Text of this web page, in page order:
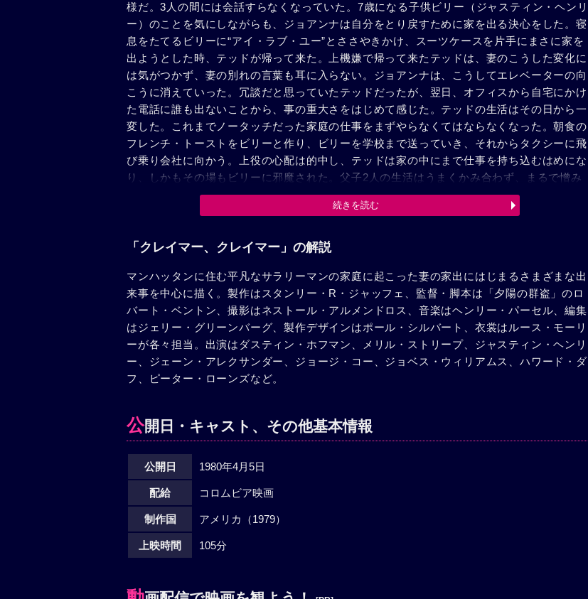
様だ。3人の間には会話すらなくなっていた。7歳になる子供ビリー（ジャスティン・ヘンリ
ー）のことを気にしながらも、ジョアンナは自分をとり戻すために家を出る決心をした。寝
息をたてるビリーに“アイ・ラブ・ユー”とささやきかけ、スーツケースを片手にまさに家を
出ようとした時、テッドが帰って来た。上機嫌で帰って来たテッドは、妻のこうした変化に
は気がつかず、妻の別れの言葉も耳に入らない。ジョアンナは、こうしてエレベーターの向
こうに消えていった。冗談だと思っていたテッドだったが、翌日、オフィスから自宅にかけ
た電話に誰も出ないことから、事の重大さをはじめて感じた。テッドの生活はその日から一
変した。これまでノータッチだった家庭の仕事をまずやらなくてはならなくなった。朝食の
フレンチ・トーストをビリーと作り、ビリーを学校まで送っていき、それからタクシーに飛
び乗り会社に向かう。上役の心配は的中し、テッドは家の中にまで仕事を持ち込むはめにな
り、しかもその場もビリーに邪魔された。父子2人の生活はうまくかみ合わず、まるで憎み
合っている関係のように感じられることもあったが、そんなことを繰り返しながらも、少し
ずつ互いになくてはならない存在になっていった。隣室に住むマーガレット（ジェーン・ア
気遣いを示し、テッドのよき相談相手になっていた。ところが、テッドに思いもかけない出
え、1年以上も音沙汰なかったジョアンナが突如現われて、ビリーを取り戻したいと言って
きたのだ。折りからテッドは失業。弁護士によると、この条件では、裁判は母親が有利だと
いう。東奔西走してやっと職はみつかったものの、裁判は予想通りテッドには不利に運び、
結局ビリーはジョアンナの手に渡ることになった。ビリーなしの生活は考えられなくなって
いたテッドは狂乱状態に陥った。2人が最後の朝食であるフレンチ・トーストを手ぎわよく
作りはじめたころは、ビリーの目は涙であふれていた。そんなビリーを見て、テッドも悲し
みをこらえることはできなかった。ただ黙ってジョアンナがくるのを待つ2人。ジョアンナ
した。彼女は、“ビリーのためには、この家にいるのが一番いい。私は連れていかないことに
決めた”といってエレベーターに乗り込んでいくのであった。
続きを読む
「クレイマー、クレイマー」の解説
マンハッタンに住む平凡なサラリーマンの家庭に起こった妻の家出にはじまるさまざまな出
来事を中心に描く。製作はスタンリー・R・ジャッフェ、監督・脚本は「夕陽の群盗」のロ
バート・ベントン、撮影はネストール・アルメンドロス、音楽はヘンリー・パーセル、編集
はジェリー・グリーンバーグ、製作デザインはポール・シルバート、衣裳はルース・モーリ
ーが各々担当。出演はダスティン・ホフマン、メリル・ストリープ、ジャスティン・ヘンリ
ー、ジェーン・アレクサンダー、ジョージ・コー、ジョベス・ウィリアムス、ハワード・ダ
フ、ピーター・ローンズなど。
公開日・キャスト、その他基本情報
公開日 1980年4月5日
配給 コロムビア映画
制作国 アメリカ（1979）
上映時間 105分